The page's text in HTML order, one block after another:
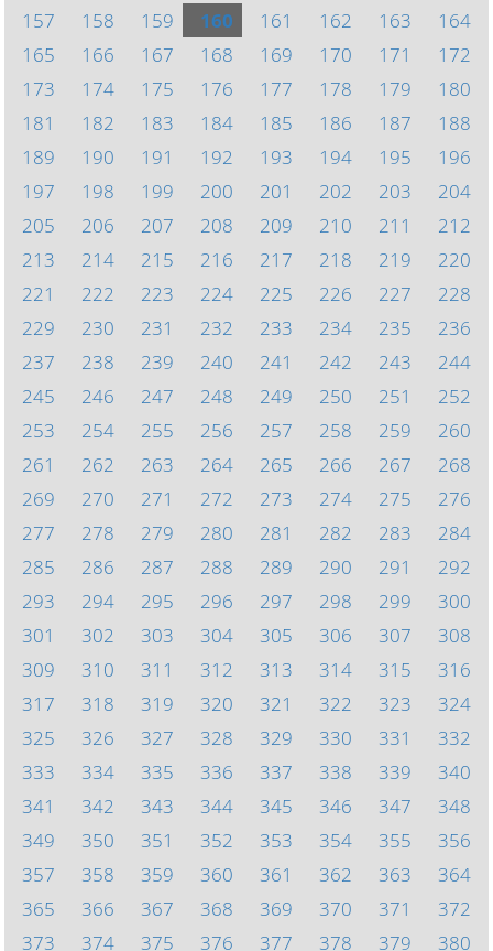
157
158 159 160 161 162 163
164
165
166 167 168 169 170 171
172
173
174 175 176 177 178 179
180
181
182 183 184 185 186 187
188
189
190 191 192 193 194 195
196
197
198 199 200 201 202 203
204
205
206 207 208 209 210 211
212
213
214 215 216 217 218 219
220
221
222 223 224 225 226 227
228
229
230 231 232 233 234 235
236
237
238 239 240 241 242 243
244
245
246 247 248 249 250 251
252
253
254 255 256 257 258 259
260
261
262 263 264 265 266 267
268
269
270 271 272 273 274 275
276
277
278 279 280 281 282 283
284
285
286 287 288 289 290 291
292
293
294 295 296 297 298 299
300
301
302 303 304 305 306 307
308
309
310 311 312 313 314 315
316
317
318 319 320 321 322 323
324
325
326 327 328 329 330 331
332
333
334 335 336 337 338 339
340
341
342 343 344 345 346 347
348
349
350 351 352 353 354 355
356
357
358 359 360 361 362 363
364
365
366 367 368 369 370 371
372
373
374 375 376 377 378 379 380